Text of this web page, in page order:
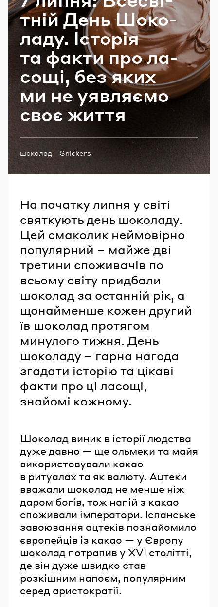
тній День Шо­ко­
ла­ду. Істо­рія
та факти про ла­
со­щі, без яких
ми не уяв­ля­є­мо
своє життя
Теги:
шоколад Snickers
На початку липня у світі
святкують день шоколаду.
Цей смаколик неймовірно
популярний – майже дві
третини споживачів по
всьому світу придбали
шоколад за останній рік, а
щонайменше кожен другий
їв шоколад протягом
минулого тижня. День
шоколаду – гарна нагода
згадати історію та цікаві
факти про ці ласощі,
знайомі кожному.
Шоколад виник в історії людства
дуже давно — ще ольмеки та майя
використовували какао
в ритуалах та як валюту. Ацтеки
вважали шоколад не менше ніж
даром богів, тож напій з какао
споживали імператори. Іспанське
завоювання ацтеків познайомило
європейців із какао — у Європу
шоколад потрапив у XVI столітті,
де він дуже швидко став
розкішним напоєм, популярним
серед аристократії.
Email
Пароль
Забули пароль?
УВІЙТИ